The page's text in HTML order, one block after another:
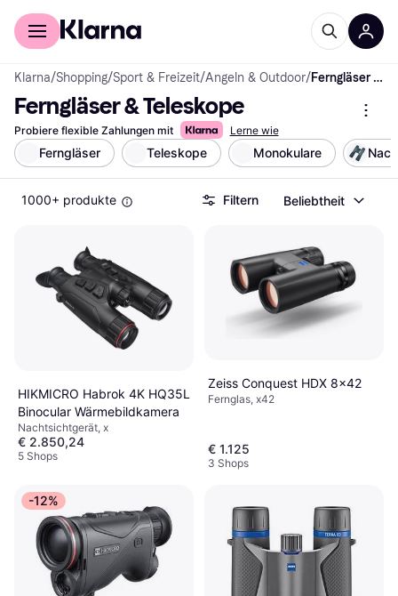
Für Shopper
Klarna/Shopping/Sport & Freizeit/Angeln & Outdoor/ Ferngläser & Teleskope
Ferngläser & Teleskope
Probiere flexible Zahlungen mit Lerne wie
Ferngläser Teleskope Monokulare
1000+ produkte Filtern Beliebtheit
HIKMICRO Habrok 4K HQ35L
Binocular Wärmebildkamera
Nachtsichtgerät, x
€ 2.850,24
5 Shops
Zeiss Conquest HDX 8x42
Fernglas, x42
€ 1.125
3 Shops
-12%